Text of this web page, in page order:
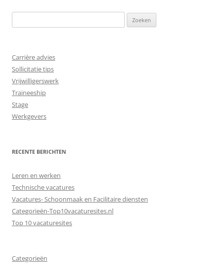
naar:
Carrière advies
Sollicitatie tips
Vrijwilligerswerk
Traineeship
Stage
Werkgevers
RECENTE BERICHTEN
Leren en werken
Technische vacatures
Vacatures- Schoonmaak en Facilitaire diensten
Categorieën-Top10vacaturesites.nl
Top 10 vacaturesites
Categorieën